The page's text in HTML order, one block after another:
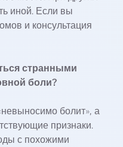
иной. Если вы
и консультация
странными
боли?
болит», а
признаки.
с похожими